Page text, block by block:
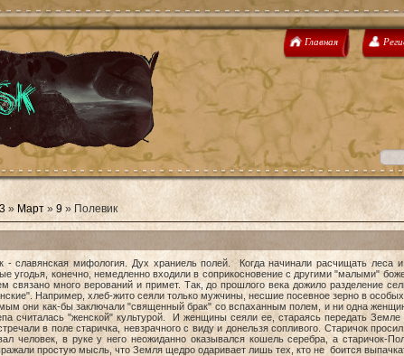
Главная
» Март » 9» Полевик
мифология. Дух храниель полей. Когда начинали расчищать леса и
угодья, конечно, немедленно входили в соприкосновение с другими "малыми"
связано много верований и примет. Так, до прошлого века дожило разделение
Например, хлеб-жито сеяли только мужчины, несшие посевное зерно в
они как-бы заключали "священный брак" со вспаханным полем, и ни одна
считалась "женской" культурой. И женщины сеяли ее, стараясь передать Земле
в поле старичка, невзрачного с виду и донельзя сопливого. Старичок
человек, в руке у него неожиданно оказывался кошель серебра, а старичок-
простую мысль, что Земля щедро одаривает лишь тех, кто не боится